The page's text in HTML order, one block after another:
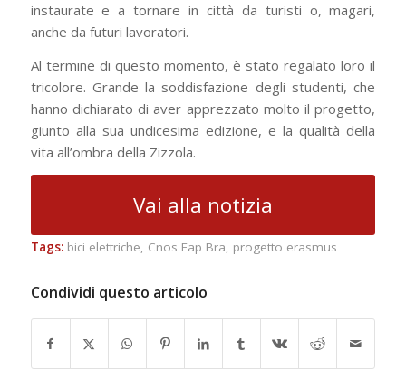
instaurate e a tornare in città da turisti o, magari,
anche da futuri lavoratori.
Al termine di questo momento, è stato regalato loro il
tricolore. Grande la soddisfazione degli studenti, che
hanno dichiarato di aver apprezzato molto il progetto,
giunto alla sua undicesima edizione, e la qualità della
vita all’ombra della Zizzola.
Vai alla notizia
Tags: bici elettriche, Cnos Fap Bra, progetto erasmus
Condividi questo articolo